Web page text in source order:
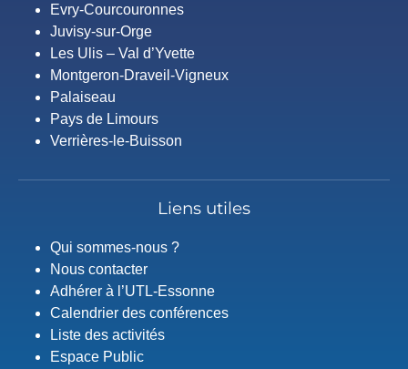
Evry-Courcouronnes
Juvisy-sur-Orge
Les Ulis – Val d’Yvette
Montgeron-Draveil-Vigneux
Palaiseau
Pays de Limours
Verrières-le-Buisson
Liens utiles
Qui sommes-nous ?
Nous contacter
Adhérer à l’UTL-Essonne
Calendrier des conférences
Liste des activités
Espace Public